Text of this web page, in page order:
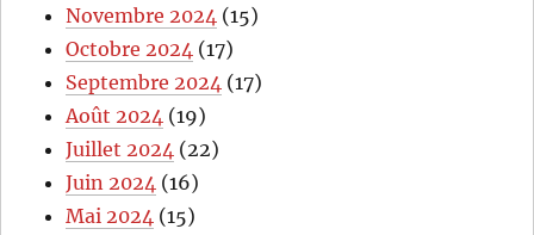
Novembre 2024 (15)
Octobre 2024 (17)
Septembre 2024 (17)
Août 2024 (19)
Juillet 2024 (22)
Juin 2024 (16)
Mai 2024 (15)